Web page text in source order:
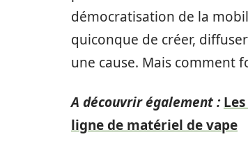
démocratisation de la
quiconque de créer,
une cause. Mais comment
A découvrir également :
ligne de matériel de vape